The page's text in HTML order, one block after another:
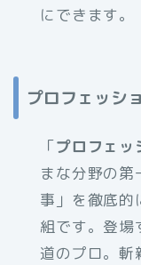
にできます。
プロフェッシ
「プロフェッ
まな分野の
事」を徹底的
組です。登場
道のプロ。斬